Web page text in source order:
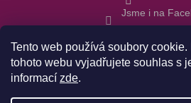
Tento web používá soubory
tohoto webu vyjadřujete souhlas s
informací zde.
Jsme i na